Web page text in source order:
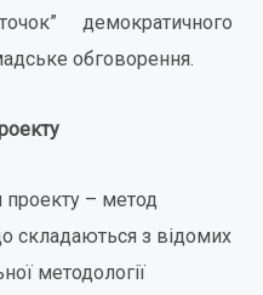
демократичного
обговорення.
– метод
складаються з відомих
методології